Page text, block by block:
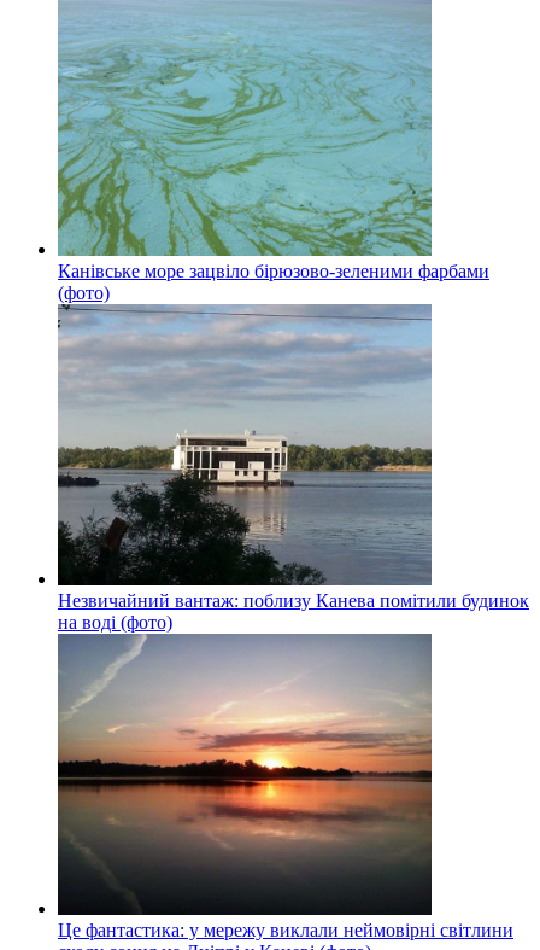
Канівське море зацвіло бірюзово-зеленими фарбами
(фото)
Незвичайний вантаж: поблизу Канева помітили будинок
на воді (фото)
Це фантастика: у мережу виклали неймовірні світлини